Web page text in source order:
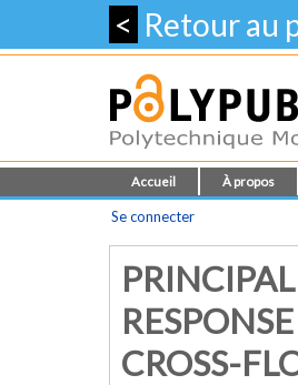
< Retour au
Accueil À propos
Se connecter
CROSS-